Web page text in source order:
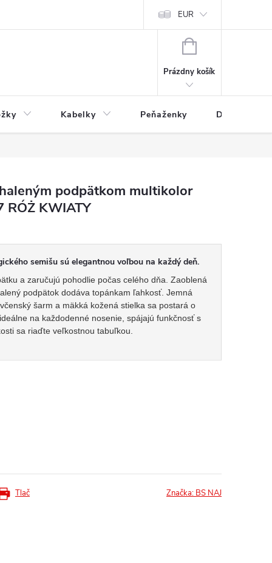
Podmienky ochrany osobných údajov
EUR
NÁKUPNÝ
Prázdny košík
Kabelky Peňaženky Drogéria
podpätkom multikolor
KWIATY
semišu sú elegantnou voľbou na každý deň.
a zaručujú pohodlie počas celého dňa. Zaoblená
podpätok dodáva topánkam ľahkosť. Jemná
šarm a mäkká kožená stielka sa postará o
na každodenné nosenie, spájajú funkčnosť s
sa riaďte veľkostnou tabuľkou.
Tlač Značka: BS NAJ